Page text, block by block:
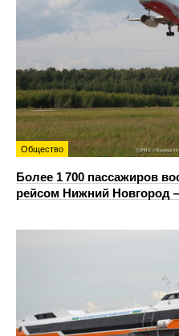
Общество
Более 1 700 пассажиров
рейсом Нижний Новгород